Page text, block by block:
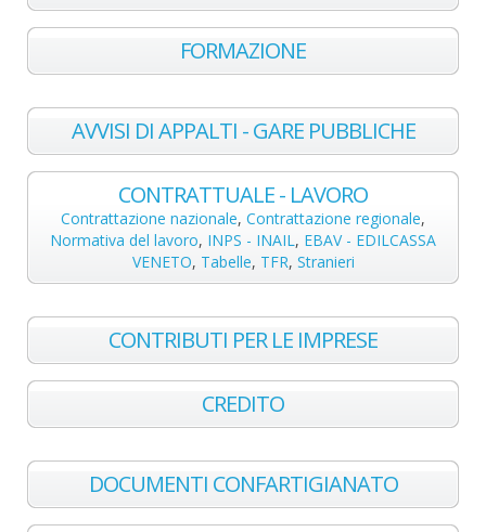
FORMAZIONE
AVVISI DI APPALTI - GARE PUBBLICHE
CONTRATTUALE - LAVORO
Contrattazione nazionale, Contrattazione regionale,
Normativa del lavoro, INPS - INAIL, EBAV - EDILCASSA
VENETO, Tabelle, TFR, Stranieri
CONTRIBUTI PER LE IMPRESE
CREDITO
DOCUMENTI CONFARTIGIANATO